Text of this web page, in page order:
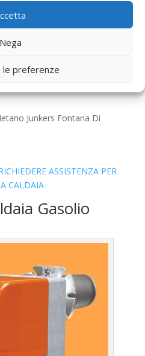
Nega
le preferenze
Junkers Fontana Di
ASSISTENZA PER
CALDAIA
Gasolio